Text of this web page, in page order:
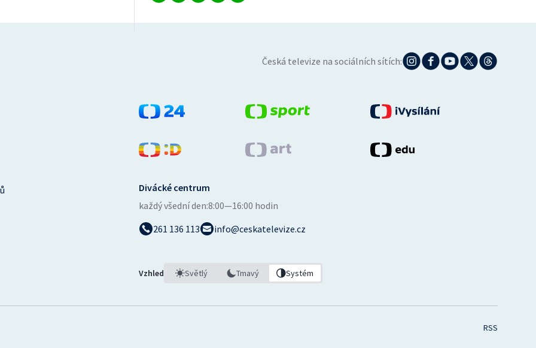
Česká televize na sociálních sítích:
Divácké centrum
každý všední den:8:00—16:00 hodin
261 136 113
info@ceskatelevize.cz
Vzhled Světlý Tmavý Systém
RSS